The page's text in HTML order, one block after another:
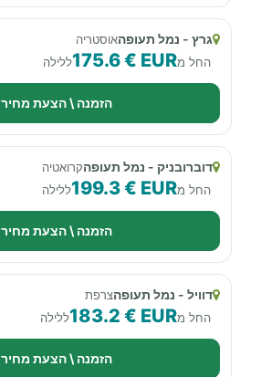
גרץ - נמל תעופהאוסטריה
החל מ175.6 € EURללילה
הזמנה \ הצעת מחיר
דוברובניק - נמל תעופהקרואטיה
החל מ199.3 € EURללילה
הזמנה \ הצעת מחיר
דוויל - נמל תעופהצרפת
החל מ183.2 € EURללילה
הזמנה \ הצעת מחיר